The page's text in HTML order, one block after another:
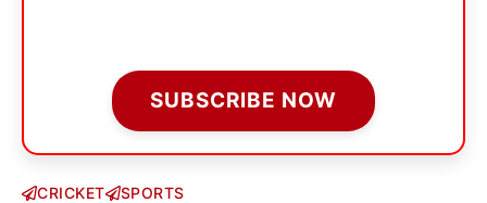
SUBSCRIBE NOW
CRICKET SPORTS